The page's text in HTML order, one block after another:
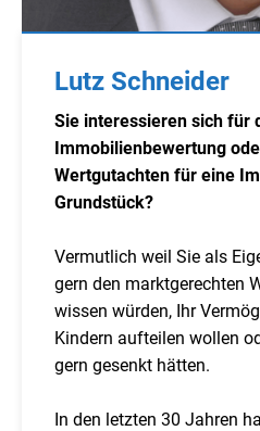
Lutz Schneider
Sie interessieren sich für
Immobilienbewertung
Wertgutachten für eine
Grundstück?
Vermutlich weil Sie als
gern den marktgerechten
wissen würden, Ihr
Kindern aufteilen wollen
gern gesenkt hätten.
In den letzten 30 Jahren